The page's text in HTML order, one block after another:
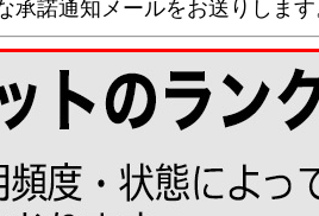
承諾通知メールをお送りしま